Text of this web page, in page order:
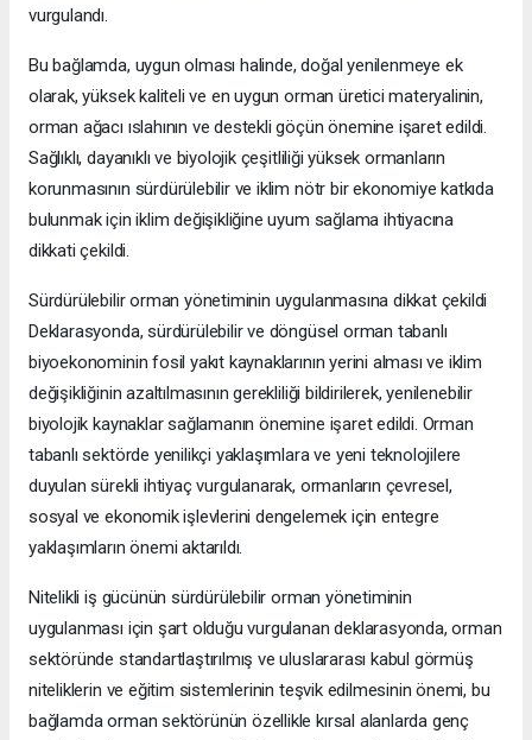
vurgulandı.
Bu bağlamda, uygun olması halinde, doğal yenilenmeye ek
olarak, yüksek kaliteli ve en uygun orman üretici materyalinin,
orman ağacı ıslahının ve destekli göçün önemine işaret edildi.
Sağlıklı, dayanıklı ve biyolojik çeşitliliği yüksek ormanların
korunmasının sürdürülebilir ve iklim nötr bir ekonomiye katkıda
bulunmak için iklim değişikliğine uyum sağlama ihtiyacına
dikkati çekildi.
Sürdürülebilir orman yönetiminin uygulanmasına dikkat çekildi
Deklarasyonda, sürdürülebilir ve döngüsel orman tabanlı
biyoekonominin fosil yakıt kaynaklarının yerini alması ve iklim
değişikliğinin azaltılmasının gerekliliği bildirilerek, yenilenebilir
biyolojik kaynaklar sağlamanın önemine işaret edildi. Orman
tabanlı sektörde yenilikçi yaklaşımlara ve yeni teknolojilere
duyulan sürekli ihtiyaç vurgulanarak, ormanların çevresel,
sosyal ve ekonomik işlevlerini dengelemek için entegre
yaklaşımların önemi aktarıldı.
Nitelikli iş gücünün sürdürülebilir orman yönetiminin
uygulanması için şart olduğu vurgulanan deklarasyonda, orman
sektöründe standartlaştırılmış ve uluslararası kabul görmüş
niteliklerin ve eğitim sistemlerinin teşvik edilmesinin önemi, bu
bağlamda orman sektörünün özellikle kırsal alanlarda genç